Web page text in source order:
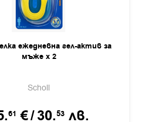
ежедневна гел-актив за
мъже х 2
Scholl
61 €/30.53 лв.